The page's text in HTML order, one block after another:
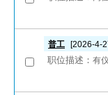
普工 [2026-4-
职位描述： 有